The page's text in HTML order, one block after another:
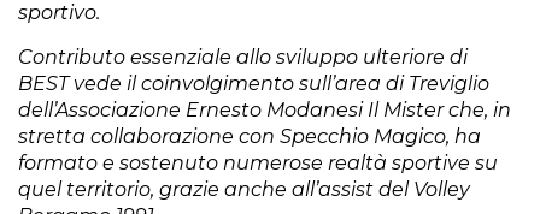
sportivo.
Contributo essenziale allo sviluppo ulteriore di
BEST vede il coinvolgimento sull’area di Treviglio
dell’Associazione Ernesto Modanesi Il Mister che, in
stretta collaborazione con Specchio Magico, ha
formato e sostenuto numerose realtà sportive su
quel territorio, grazie anche all’assist del Volley